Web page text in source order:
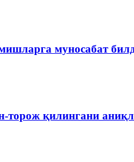
муносабат
торож қилингани